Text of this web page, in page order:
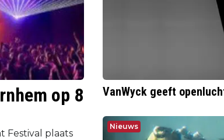
op 8
Festival plaats
VanWyck geeft
Nieuws